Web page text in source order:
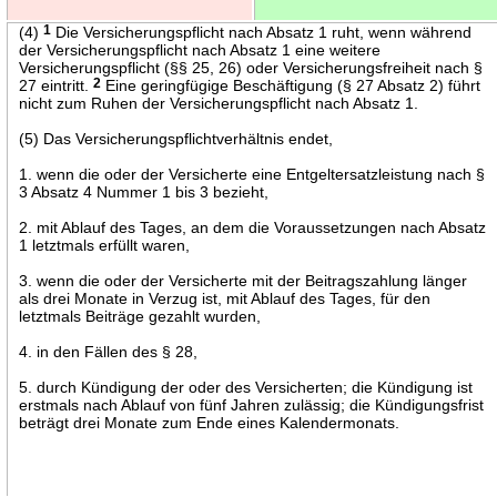
(4)1 Die Versicherungspflicht nach Absatz 1 ruht, wenn während
der Versicherungspflicht nach Absatz 1 eine weitere
Versicherungspflicht (§§ 25, 26) oder Versicherungsfreiheit nach §
27 eintritt.2 Eine geringfügige Beschäftigung (§ 27 Absatz 2) führt
nicht zum Ruhen der Versicherungspflicht nach Absatz 1.
(5) Das Versicherungspflichtverhältnis endet,
1. wenn die oder der Versicherte eine Entgeltersatzleistung nach §
3 Absatz 4 Nummer 1 bis 3 bezieht,
2. mit Ablauf des Tages, an dem die Voraussetzungen nach Absatz
1 letztmals erfüllt waren,
3. wenn die oder der Versicherte mit der Beitragszahlung länger
als drei Monate in Verzug ist, mit Ablauf des Tages, für den
letztmals Beiträge gezahlt wurden,
4. in den Fällen des § 28,
5. durch Kündigung der oder des Versicherten; die Kündigung ist
erstmals nach Ablauf von fünf Jahren zulässig; die Kündigungsfrist
beträgt drei Monate zum Ende eines Kalendermonats.